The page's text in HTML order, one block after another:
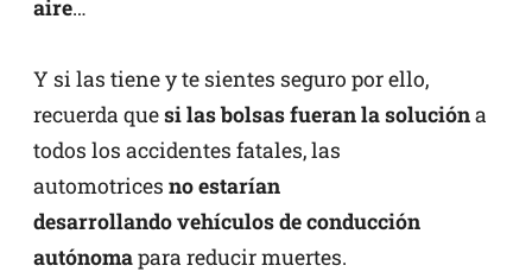
aire…
Y si las tiene y te sientes seguro por ello,
recuerda quesi las bolsas fueran la solucióna
todos los accidentes fatales, las
automotrices no estarían
desarrollando vehículos de conducción
autónomapara reducir muertes.